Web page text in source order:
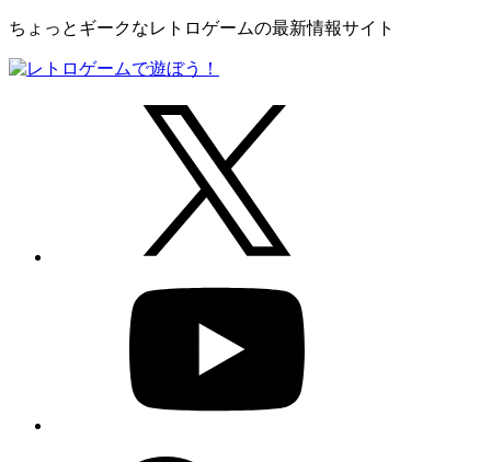
ちょっとギークなレトロゲームの最新情報サイト